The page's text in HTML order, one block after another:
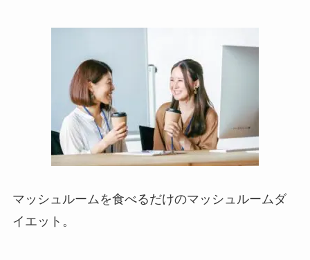
マッシュルームを食べるだけのマッシュルームダ
イエット。